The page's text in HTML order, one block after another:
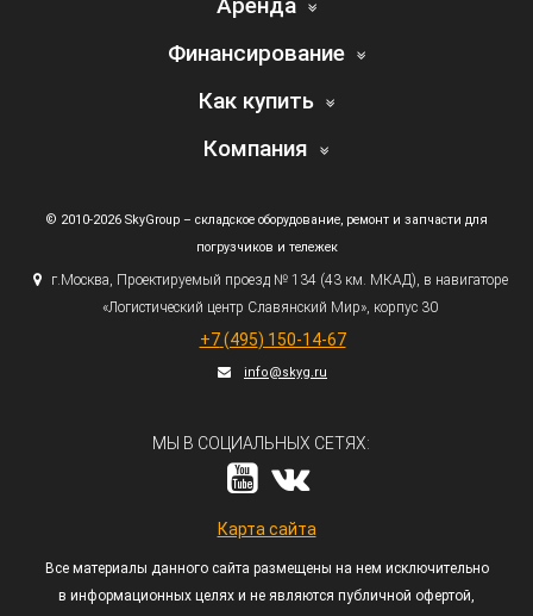
Аренда
Финансирование
Как купить
Компания
© 2010-2026 SkyGroup – складское оборудование, ремонт и запчасти для
погрузчиков и тележек
г.Москва, Проектируемый проезд № 134 (43км. МКАД), в навигаторе
«Логистический центр Славянский Мир», корпус 30
+7 (495) 150-14-67
info@skyg.ru
МЫ В СОЦИАЛЬНЫХ СЕТЯХ:
Карта сайта
Все материалы данного сайта размещены на нем исключительно
в информационных целях и не являются публичной офертой,